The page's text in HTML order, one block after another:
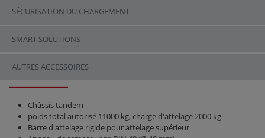
SÉCURISATION DU CHARGEMENT
SMART SOLUTIONS
AUTRES ACCESSOIRES
SÉRIE
Châssis tandem
poids total autorisé 11000 kg, charge d'attelage 2000 kg
Barre d'attelage rigide pour attelage supérieur